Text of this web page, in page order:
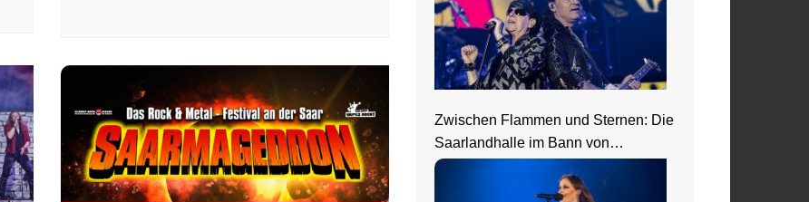
Zwischen Flammen und Sternen: Die
Saarlandhalle im Bann von
Nightwish